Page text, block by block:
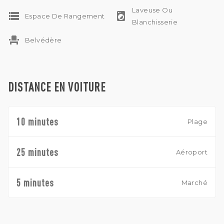
storage Espace De Rangement local_laundry_service
Laveuse Ou
Blanchisserie
event_seat Belvédère
DISTANCE EN VOITURE
10 minutes Plage
25 minutes Aéroport
5 minutes Marché